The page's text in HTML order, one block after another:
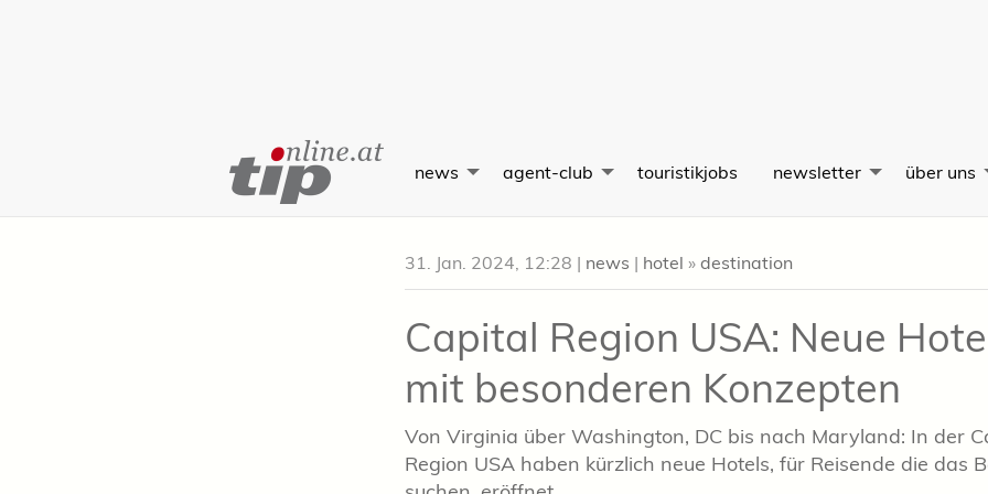
Content
news agent-club touristikjobs newsletter über uns
31. Jan. 2024, 12:28 | news | hotel » destination
Capital Region USA: Neue
mit besonderen Konzepten
Von Virginia über Washington, DC bis nach Maryland: In der
Region USA haben kürzlich neue Hotels, für Reisende die das